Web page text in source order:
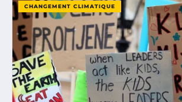
CHANGEMENT CLIMATIQUE